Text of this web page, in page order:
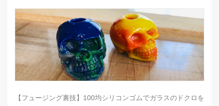
【フュージング裏技】100均シリコンゴムでガラスのドクロを